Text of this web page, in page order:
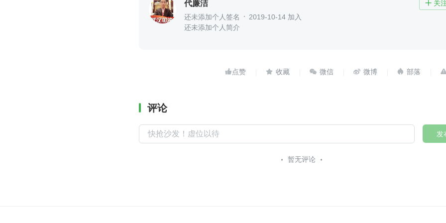
代廉洁  关
还未添加个人签名
2019-10-14 加入
还未添加个人简介
    
评论
发
暂无评论